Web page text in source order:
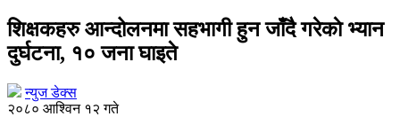
शिक्षकहरु आन्दोलनमा सहभागी हुन जाँदै गरेकाे भ्यान
दुर्घटना, १० जना घाइते
न्युज डेक्स
२०८० आश्विन १२ गते